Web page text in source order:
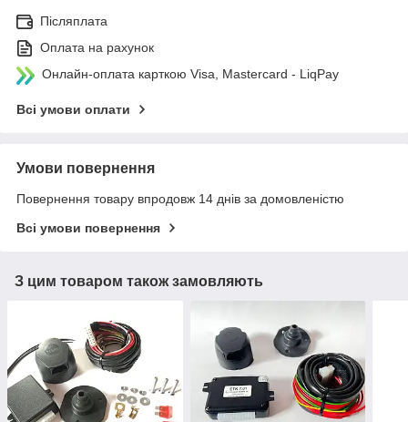
Післяплата
Оплата на рахунок
Онлайн-оплата карткою Visa, Mastercard - LiqPay
Всі умови оплати
Умови повернення
Повернення товару впродовж 14 днів за домовленістю
Всі умови повернення
З цим товаром також замовляють